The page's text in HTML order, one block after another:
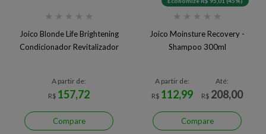
★ ★ ★ ★ ★
Joico Blonde Life Brightening
Condicionador Revitalizador
A partir de:
R$ 157,72
Compare
★ ★ ★ ★ ★
Joico Moinsture Recovery -
Shampoo 300ml
A partir de:
R$ 112,99
Até:
R$ 208,00
Compare